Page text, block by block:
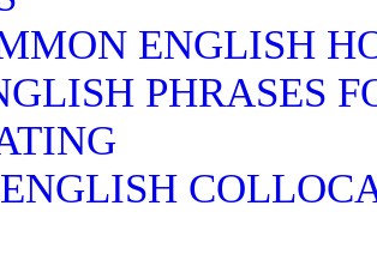
ENGLISH
PHRASES
ENGLISH